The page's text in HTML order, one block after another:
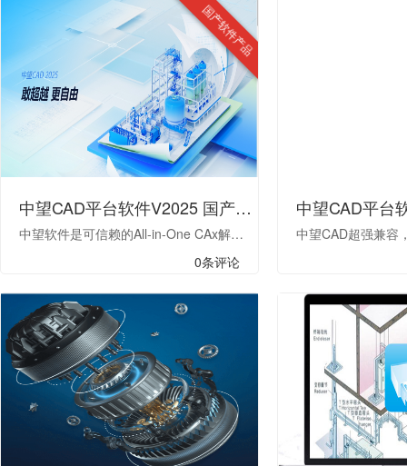
国产软件产品
中望CAD平台软件V2025 国产正版制图软件
中望软件是可信赖的All-in-One CAx解决方案提供商,科创板上市企业,掌握二三维CAD、CAM、CAE核心技术及产品开发能力,产品有中望CAD,中望3D,中望电磁,中望结构仿真.提供建筑设计软件与机械设计制图软件。
0条评论